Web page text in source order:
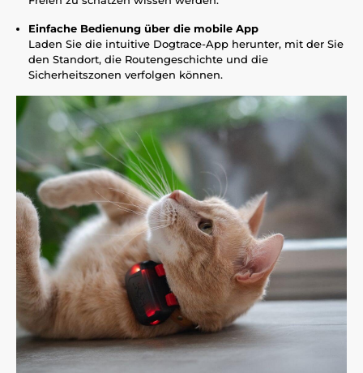
Einfache Bedienung über die mobile App
Laden Sie die intuitive Dogtrace-App herunter, mit der Sie
den Standort, die Routengeschichte und die
Sicherheitszonen verfolgen können.